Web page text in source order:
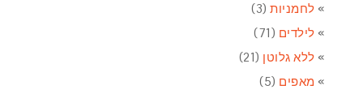
לחמניות(3)
לילדים (71)
ללא גלוטן (21)
מאפים (5)